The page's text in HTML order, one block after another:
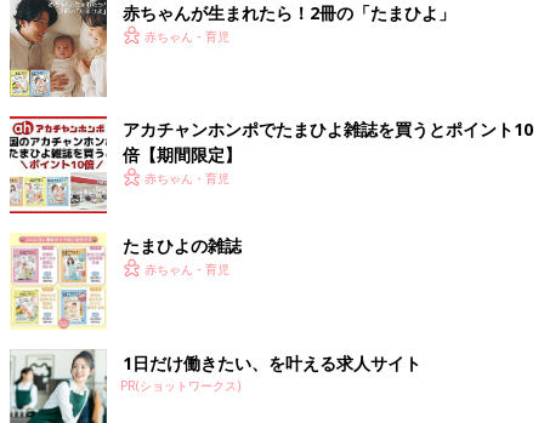
赤ちゃんが生まれたら！2冊の「たまひよ」
赤ちゃん・育児
アカチャンホンポでたまひよ雑誌を買うとポイント10
倍【期間限定】
赤ちゃん・育児
たまひよの雑誌
赤ちゃん・育児
1日だけ働きたい、を叶える求人サイト
PR(ショットワークス)